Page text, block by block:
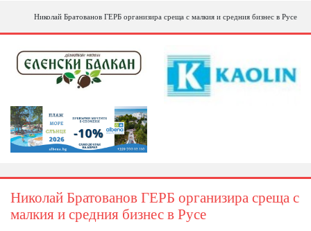
Николай Братованов ГЕРБ организира среща с малкия и средния бизнес в Русе
Николай Братованов ГЕРБ организира среща с
малкия и средния бизнес в Русе